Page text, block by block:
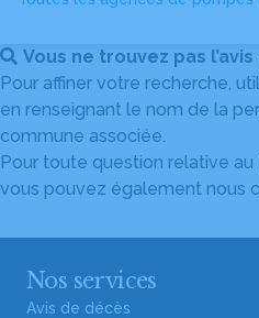
Vous ne trouvez pas
Pour affiner votre recherche,
en renseignant le nom de la
commune associée.
Pour toute question relative
vous pouvez également nous
Nos services
Avis de décès